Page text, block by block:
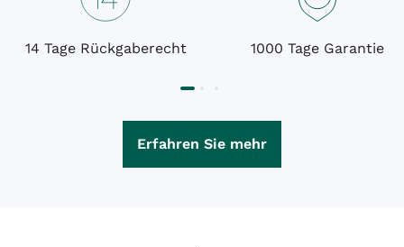
14 Tage Rückgaberecht 1000 Tage Garantie
Erfahren Sie mehr